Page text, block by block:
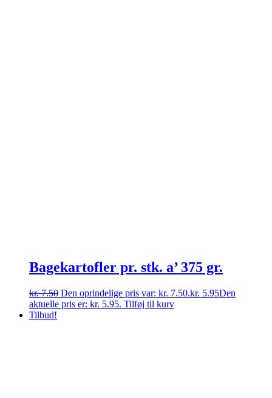
Bagekartofler pr. stk. a’ 375 gr.
kr.7.50 Den oprindelige pris var: kr. 7.50.kr. 5.95Den
aktuelle pris er: kr. 5.95. Tilføj til kurv
Tilbud!